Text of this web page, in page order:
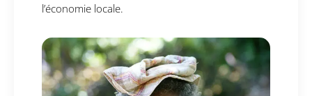
l’économie locale.